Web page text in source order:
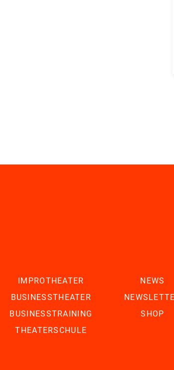
IMPROTHEATER
BUSINESSTHEATER
BUSINESSTRAINING
THEATERSCHULE
NEWS
SHOP